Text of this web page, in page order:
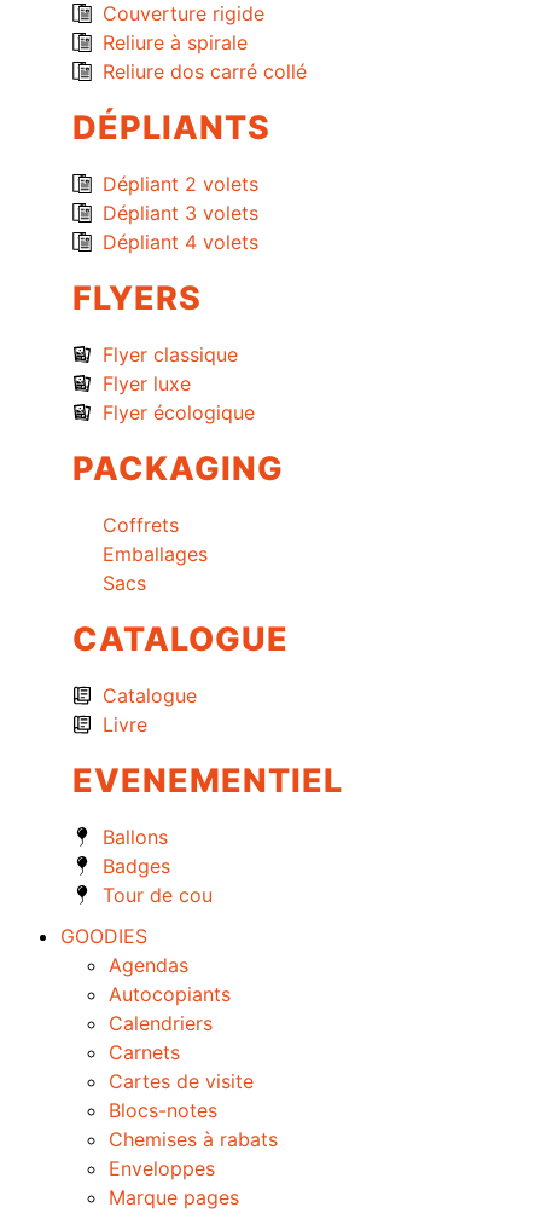
Couverture rigide
Reliure à spirale
Reliure dos carré collé
DÉPLIANTS
Dépliant 2 volets
Dépliant 3 volets
Dépliant 4 volets
FLYERS
Flyer classique
Flyer luxe
Flyer écologique
PACKAGING
Coffrets
Emballages
Sacs
CATALOGUE
Catalogue
Livre
EVENEMENTIEL
Ballons
Badges
Tour de cou
GOODIES
Agendas
Autocopiants
Calendriers
Carnets
Cartes de visite
Blocs-notes
Chemises à rabats
Enveloppes
Marque pages